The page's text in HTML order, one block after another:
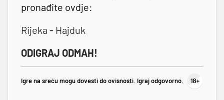
pronađite ovdje:
Rijeka - Hajduk
ODIGRAJ ODMAH!
Igre na sreću mogu dovesti do ovisnosti. Igraj odgovorno.